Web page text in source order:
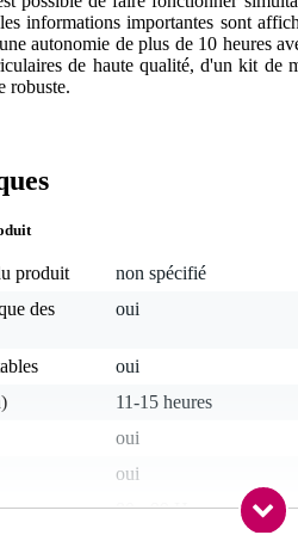
informations importantes sont
autonomie de plus de 10 heures
de haute qualité, d'un kit de
robuste.
produit
non spécifié
des
oui
oui
11-15 heures
oui
oui
80 - 99 Hz